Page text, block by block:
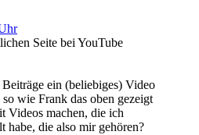
Seite bei YouTube
ein (beliebiges) Video
wie Frank das oben gezeigt
Videos machen, die ich
habe, die also mir gehören?